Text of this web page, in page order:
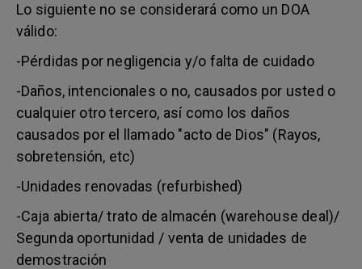
Lo siguiente no se considerará como un DOA
válido:
-Pérdidas por negligencia y/o falta de cuidado
-Daños, intencionales o no, causados por usted o
cualquier otro tercero, así como los daños
causados por el llamado "acto de Dios" (Rayos,
sobretensión, etc)
-Unidades renovadas (refurbished)
-Caja abierta/ trato de almacén (warehouse deal)/
Segunda oportunidad / venta de unidades de
demostración